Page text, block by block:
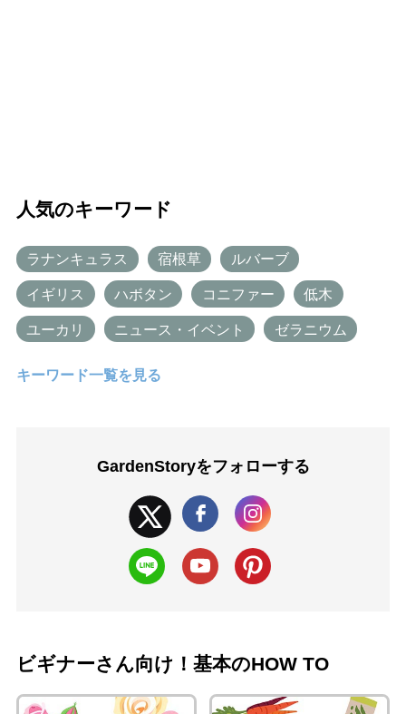
人気のキーワード
ラナンキュラス 宿根草 ルバーブ
イギリス ハボタン コニファー 低木
ユーカリ ニュース・イベント ゼラニウム
キーワード一覧を見る
GardenStoryをフォローする
ビギナーさん向け！基本のHOW TO